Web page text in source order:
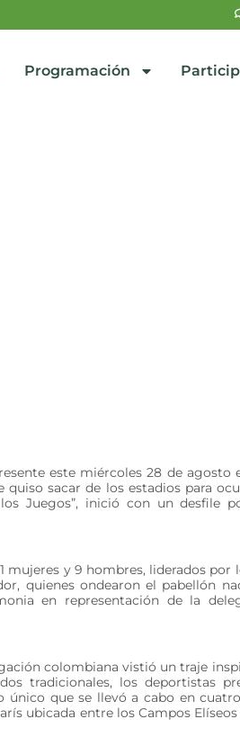
Programación
este miércoles 28 de
quiso sacar de los estadios para
Juegos”, inició con un desfile
mujeres y 9 hombres, liderados por
quienes ondearon el pabellón
en representación de la
colombiana vistió un traje
tradicionales, los deportistas
que se llevó a cabo en
ubicada entre los Campos